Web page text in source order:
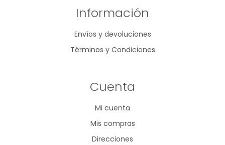
Información
Envíos y devoluciones
Términos y Condiciones
Cuenta
Mi cuenta
Mis compras
Direcciones